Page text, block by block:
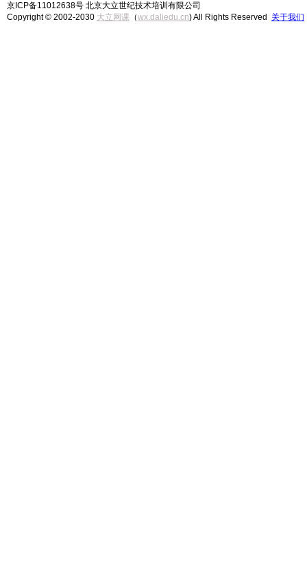
京ICP备11012638号 北京大立世纪技术培训有限公司
Copyright © 2002-2030 大立网课 （wx.daliedu.cn) All Rights Reserved 关于我们